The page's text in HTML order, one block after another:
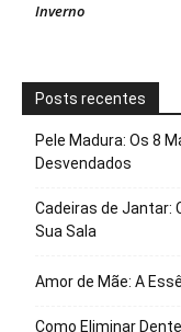
Inverno
Posts recentes
Pele Madura: Os 8
Desvendados
Cadeiras de Jantar:
Sua Sala
Amor de Mãe: A
Como Eliminar